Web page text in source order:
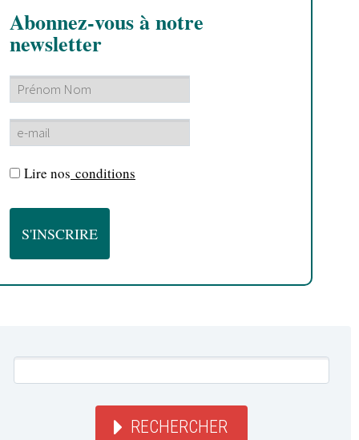
Abonnez-vous à notre
newsletter
Lire nos conditions
RECHERCHER